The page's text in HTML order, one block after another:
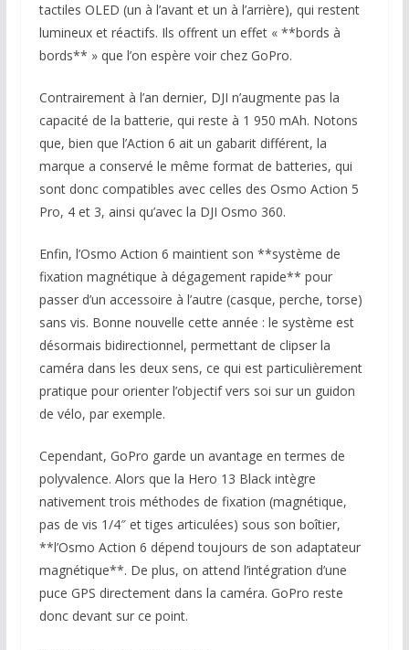
tactiles OLED (un à l’avant et un à l’arrière), qui restent
lumineux et réactifs. Ils offrent un effet « **bords à
bords** » que l’on espère voir chez GoPro.
Contrairement à l’an dernier, DJI n’augmente pas la
capacité de la batterie, qui reste à 1 950 mAh. Notons
que, bien que l’Action 6 ait un gabarit différent, la
marque a conservé le même format de batteries, qui
sont donc compatibles avec celles des Osmo Action 5
Pro, 4 et 3, ainsi qu’avec la DJI Osmo 360.
Enfin, l’Osmo Action 6 maintient son **système de
fixation magnétique à dégagement rapide** pour
passer d’un accessoire à l’autre (casque, perche, torse)
sans vis. Bonne nouvelle cette année : le système est
désormais bidirectionnel, permettant de clipser la
caméra dans les deux sens, ce qui est particulièrement
pratique pour orienter l’objectif vers soi sur un guidon
de vélo, par exemple.
Cependant, GoPro garde un avantage en termes de
polyvalence. Alors que la Hero 13 Black intègre
nativement trois méthodes de fixation (magnétique,
pas de vis 1/4″ et tiges articulées) sous son boîtier,
**l’Osmo Action 6 dépend toujours de son adaptateur
magnétique**. De plus, on attend l’intégration d’une
puce GPS directement dans la caméra. GoPro reste
donc devant sur ce point.